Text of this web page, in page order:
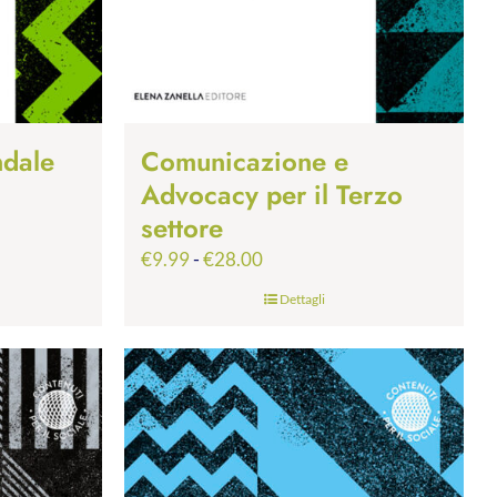
Comunicazione e
Advocacy per il Terzo
settore
€9.99-€28.00Fascia
prezzo:
€9.99
a
€28.00
Dettagli